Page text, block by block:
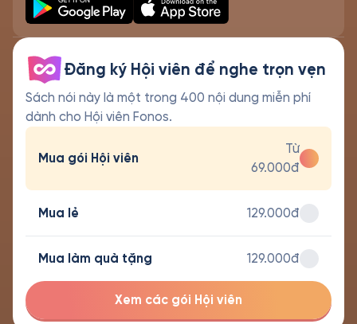
Đăng ký Hội viên để nghe trọn vẹn
Sách nói này là một trong 400 nội dung miễn phí
dành cho Hội viên Fonos.
Mua gói Hội viên
Từ
69.000đ
Mua lẻ 129.000đ
Mua làm quà tặng 129.000đ
Xem các gói Hội viên